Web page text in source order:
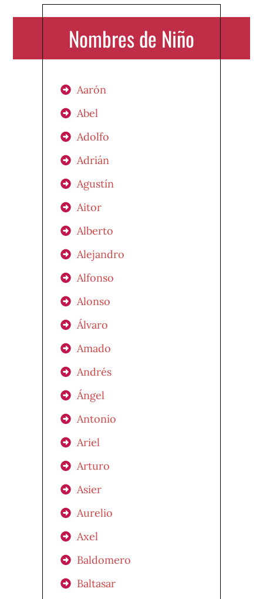
Nombres de Niño
Aarón
Abel
Adolfo
Adrián
Agustín
Aitor
Alberto
Alejandro
Alfonso
Alonso
Álvaro
Amado
Andrés
Ángel
Antonio
Ariel
Arturo
Asier
Aurelio
Axel
Baldomero
Baltasar